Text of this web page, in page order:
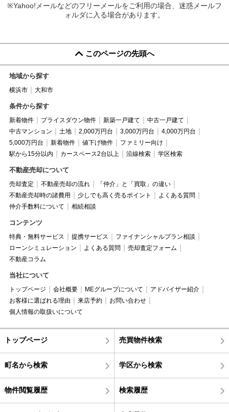
※Yahoo!メールなどのフリーメールをご利用の場合、迷惑メールフ
ォルダに入る場合があります。
このページの先頭へ
地域から探す
横浜市 大和市
条件から探す
新着物件 プライスダウン物件 新築一戸建て
中古一戸建て
中古マンション
土地 2,000万円台 3,000万円台
4,000万円台
5,000万円台
新着物件 値下げ物件
ファミリー向け
駅から15分以内
カースペース2台以上 沿線検索 学区検索
不動産売却について
売却査定 不動産売却の流れ
「仲介」と「買取」の違い
不動産売却時の諸費用
少しでも高く売るポイント
よくある質問
仲介手数料について
相続相談
コンテンツ
特典・無料サービス 提携サービス
ファイナンシャルプラン相談
ローンシミュレーション
よくある質問
売却査定フォーム
不動産コラム
当社について
トップページ 会社概要 MEグループについて
アドバイザー紹介
お客様に選ばれる理由
来店予約
お問い合わせ
個人情報の取扱いについて
トップページ 売買物件検索
町名から検索 学区から検索
物件閲覧履歴 検索履歴